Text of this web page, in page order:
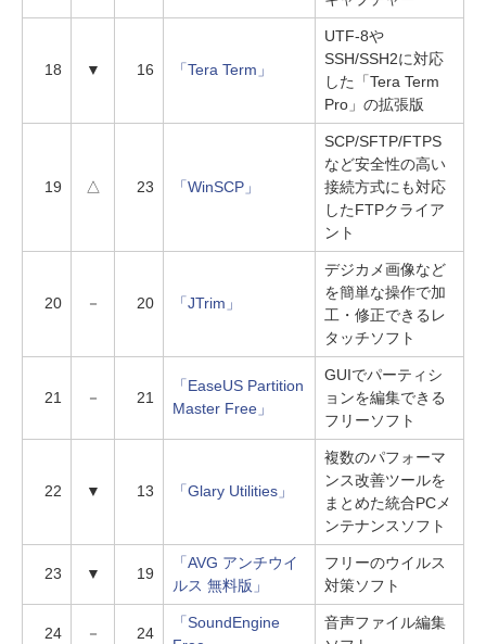
18 ▼ 16 「Tera Term」
UTF-8や
SSH/SSH2に対応
した「Tera Term
Pro」の拡張版
19 △ 23 「WinSCP」
SCP/SFTP/FTPS
など安全性の高い
接続方式にも対応
したFTPクライア
ント
20 － 20 「JTrim」
デジカメ画像など
を簡単な操作で加
工・修正できるレ
タッチソフト
21 － 21
「EaseUS Partition
Master Free」
GUIでパーティシ
ョンを編集できる
フリーソフト
22 ▼ 13 「Glary Utilities」
複数のパフォーマ
ンス改善ツールを
まとめた統合PCメ
ンテナンスソフト
23 ▼ 19
「AVG アンチウイ
ルス 無料版」
フリーのウイルス
対策ソフト
24 － 24
「SoundEngine
音声ファイル編集